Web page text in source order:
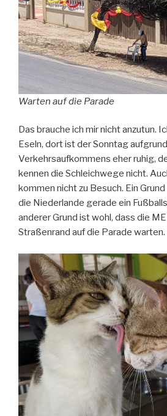
Warten auf die Parade
Das brauche ich mir nicht anzutun.
Eseln, dort ist der Sonntag
Verkehrsaufkommens eher ruhig,
kennen die Schleichwege nicht.
kommen nicht zu Besuch. Ein
die Niederlande gerade ein
anderer Grund ist wohl, dass die
Straßenrand auf die Parade warten.